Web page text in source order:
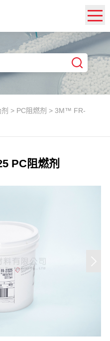
> PC阻燃剂 >3M™ FR-
PC阻燃剂